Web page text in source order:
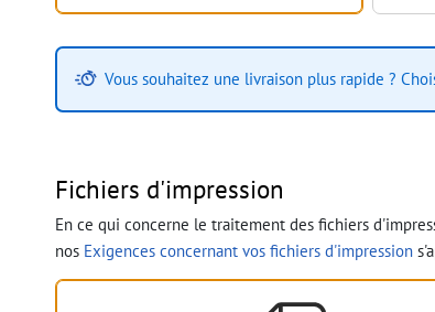
Vous souhaitez une livraison plus rapide ?
Fichiers d'impression
En ce qui concerne le traitement des fichiers
nos Exigences concernant vos fichiers d'impression